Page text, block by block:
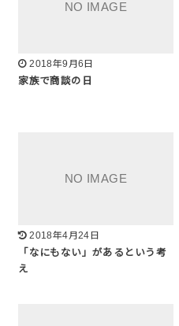
2018年9月6日
家族で商談の日
2018年4月24日
「なにもない」があるという考
え